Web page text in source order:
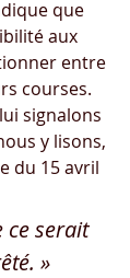
que
aux
entre
courses.
signalons
y lisons,
du 15 avril
ce serait
»